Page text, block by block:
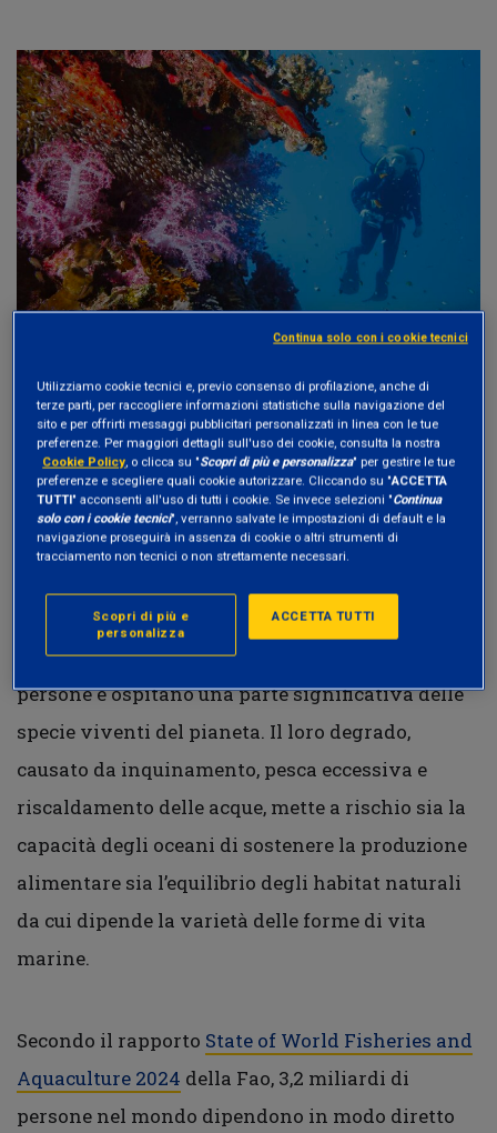
Sicurezza alimentare e
biodiversità sotto pressione
La tutela degli oceani è strettamente legata alla
conservazione della
biodiversitàmarina. Gli
ecosistemi oceanici forniscono cibo a miliardi di
persone e ospitano una parte significativa delle
specie viventi del pianeta. Il loro degrado,
causato da inquinamento, pesca eccessiva e
riscaldamento delle acque, mette a rischio sia la
capacità degli oceani di sostenere la produzione
alimentare sia l’equilibrio degli habitat naturali
da cui dipende la varietà delle forme di vita
marine.
Secondo il rapporto State of World Fisheries and
Aquaculture 2024 della Fao, 3,2 miliardi di
persone nel mondo dipendono in modo diretto
Utilizziamo cookie tecnici e, previo consenso di profilazione, anche di
terze parti, per raccogliere informazioni statistiche sulla navigazione del
sito e per offrirti messaggi pubblicitari personalizzati in linea con le tue
preferenze. Per maggiori dettagli sull'uso dei cookie, consulta la nostra
Cookie Policy, o clicca su "Scopri di più e personalizza" per gestire le tue
preferenze e scegliere quali cookie autorizzare. Cliccando su "ACCETTA
TUTTI" acconsenti all'uso di tutti i cookie. Se invece selezioni "Continua
solo con i cookie tecnici", verranno salvate le impostazioni di default e la
navigazione proseguirà in assenza di cookie o altri strumenti di
tracciamento non tecnici o non strettamente necessari.
ACCETTA TUTTI
Scopri di più e
personalizza
Continua solo con i cookie tecnici